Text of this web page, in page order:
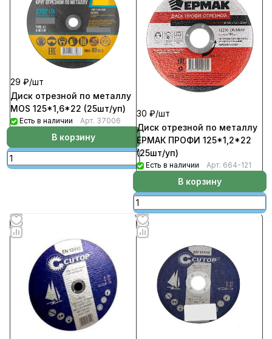
29 ₽/шт
Диск отрезной по металлу
MOS 125*1,6*22 (25шт/уп)
Есть в наличии Арт. 37006
В корзину
30 ₽/шт
Диск отрезной по металлу
ЕРМАК ПРОФИ 125*1,2*22
(25шт/уп)
Есть в наличии Арт. 664-121
В корзину